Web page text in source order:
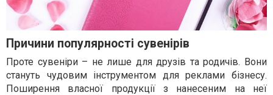
Причини популярності сувенірів
Проте сувеніри – не лише для друзів та родичів. Вони
стануть чудовим інструментом для реклами бізнесу.
Поширення власної продукції з нанесеним на неї